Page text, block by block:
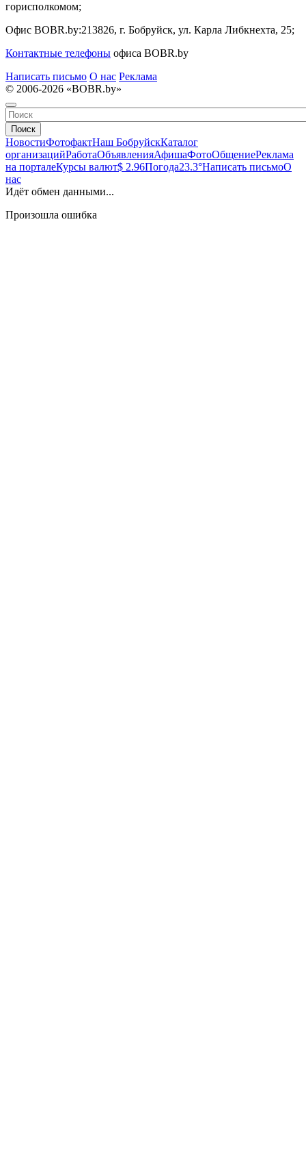
горисполкомом;
Офис BOBR.by:213826, г. Бобруйск, ул. Карла Либкнехта, 25;
Контактные телефоны офиса BOBR.by
Написать письмо О нас Реклама
© 2006-2026 «BOBR.by»
Поиск
НовостиФотофактНаш БобруйскКаталог
организацийРаботаОбъявленияАфишаФотоОбщениеРеклама
на порталеКурсы валют$ 2.96Погода23.3°Написать письмоО
нас
Идёт обмен данными...
Произошла ошибка